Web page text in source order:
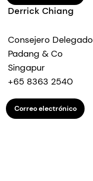
Derrick Chiang
Consejero Delegado
Padang & Co
Singapur
+65 8363 2540
Correo electrónico